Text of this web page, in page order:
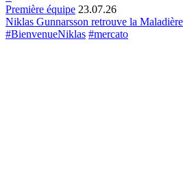
Première équipe 23.07.26
Niklas Gunnarsson retrouve la Maladière
#BienvenueNiklas #mercato